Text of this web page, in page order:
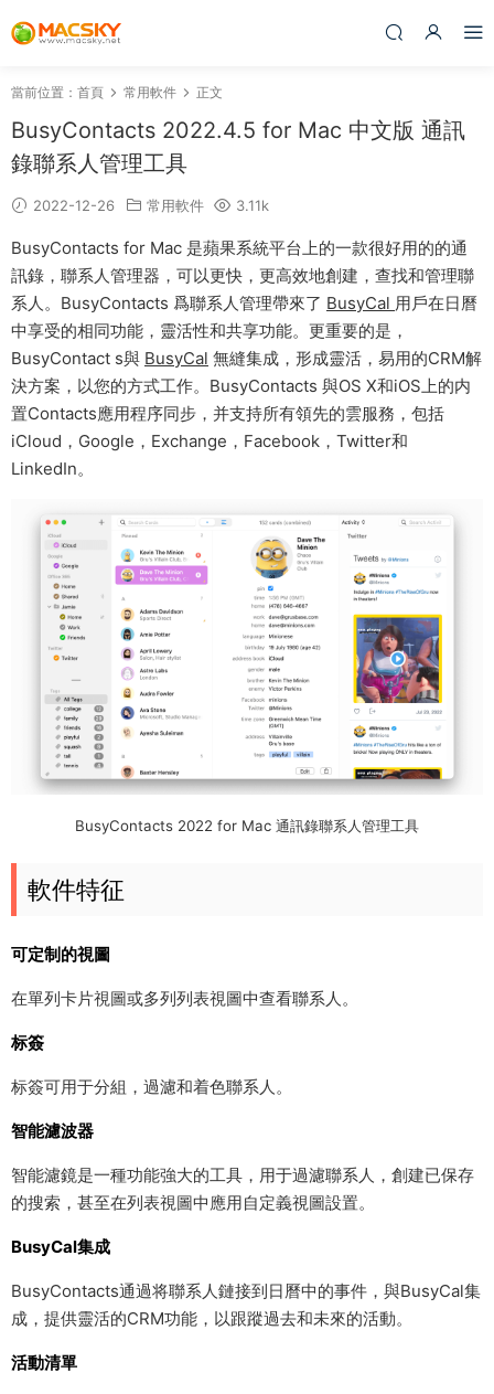
當前位置： 首頁 常用軟件 正文
BusyContacts 2022.4.5 for Mac 中文版 通訊
錄聯系人管理工具
2022-12-26 常用軟件 3.11k
BusyContacts for Mac 是蘋果系統平台上的一款很好用的的通
訊錄，聯系人管理器，可以更快，更高效地創建，查找和管理聯
系人。BusyContacts 爲聯系人管理帶來了 BusyCal 用戶在日曆
中享受的相同功能，靈活性和共享功能。更重要的是，
BusyContact s與 BusyCal 無縫集成，形成靈活，易用的CRM解
決方案，以您的方式工作。BusyContacts 與OS X和iOS上的内
置Contacts應用程序同步，并支持所有領先的雲服務，包括
iCloud，Google，Exchange，Facebook，Twitter和
LinkedIn。
BusyContacts 2022 for Mac 通訊錄聯系人管理工具
軟件特征
可定制的視圖
在單列卡片視圖或多列列表視圖中查看聯系人。
标簽
标簽可用于分組，過濾和着色聯系人。
智能濾波器
智能濾鏡是一種功能強大的工具，用于過濾聯系人，創建已保存
的搜索，甚至在列表視圖中應用自定義視圖設置。
BusyCal集成
BusyContacts通過将聯系人鏈接到日曆中的事件，與BusyCal集
成，提供靈活的CRM功能，以跟蹤過去和未來的活動。
活動清單